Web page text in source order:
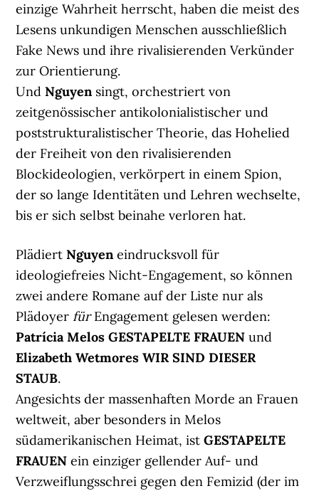
einzige Wahrheit herrscht, haben die meist des
Lesens unkundigen Menschen ausschließlich
Fake News und ihre rivalisierenden Verkünder
zur Orientierung.
UndNguyensingt, orchestriert von
zeitgenössischer antikolonialistischer und
poststrukturalistischer Theorie, das Hohelied
der Freiheit von den rivalisierenden
Blockideologien, verkörpert in einem Spion,
der so lange Identitäten und Lehren wechselte,
bis er sich selbst beinahe verloren hat.
PlädiertNguyeneindrucksvoll für
ideologiefreies Nicht-Engagement, so können
zwei andere Romane auf der Liste nur als
Plädoyer fürEngagement gelesen werden:
Patrícia Melos GESTAPELTE FRAUEN und
Elizabeth Wetmores WIR SIND DIESER
STAUB.
Angesichts der massenhaften Morde an Frauen
weltweit, aber besonders in Melos
südamerikanischen Heimat, istGESTAPELTE
FRAUEN ein einziger gellender Auf- und
Verzweiflungsschrei gegen den Femizid (der im